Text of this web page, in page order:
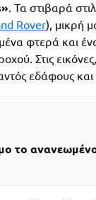
. Τα στιβαρά
Rover), μικρή
φτερά και
Στις
εδάφους και
το